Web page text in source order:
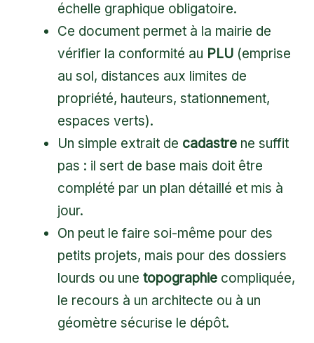
échelle graphique obligatoire.
Ce document permet à la mairie de
vérifier la conformité au PLU (emprise
au sol, distances aux limites de
propriété, hauteurs, stationnement,
espaces verts).
Un simple extrait de cadastre ne suffit
pas : il sert de base mais doit être
complété par un plan détaillé et mis à
jour.
On peut le faire soi-même pour des
petits projets, mais pour des dossiers
lourds ou une topographie compliquée,
le recours à un architecte ou à un
géomètre sécurise le dépôt.